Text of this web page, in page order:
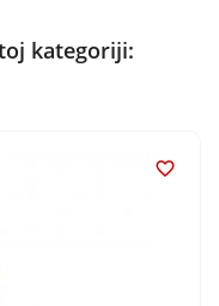
kategoriji:
